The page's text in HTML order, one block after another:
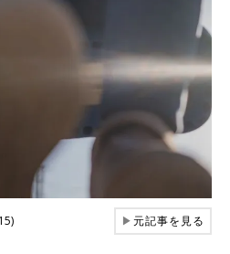
▶元記事を見る